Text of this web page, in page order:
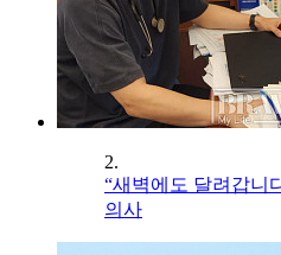
2.
“새벽에도 달려갑니
의사